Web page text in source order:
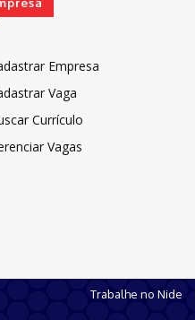
Empresa
Vaga
Currículo
Vagas
Trabalhe no Nide